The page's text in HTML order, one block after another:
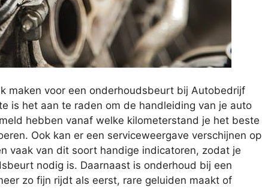
maken voor een onderhoudsbeurt bij Autobedrijf
is het aan te raden om de handleiding van je auto
hebben vanaf welke kilometerstand je het beste
Ook kan er een serviceweergave verschijnen op
vaak van dit soort handige indicatoren, zodat je
nodig is. Daarnaast is onderhoud bij een
zo fijn rijdt als eerst, rare geluiden maakt of